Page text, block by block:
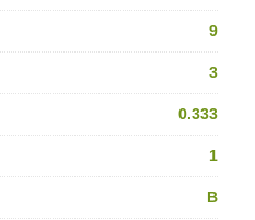
9
3
0.333
1
B